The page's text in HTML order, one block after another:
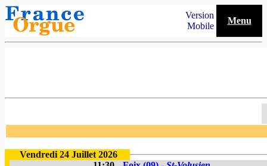
Version
Mobile
Menu
Vendredi 24 Juillet 2026